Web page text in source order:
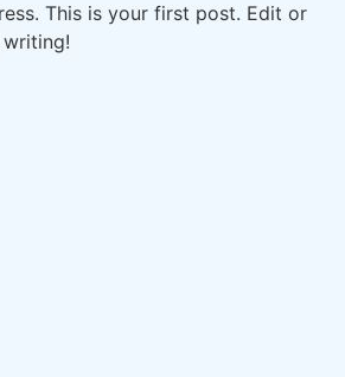
This is your first post. Edit or